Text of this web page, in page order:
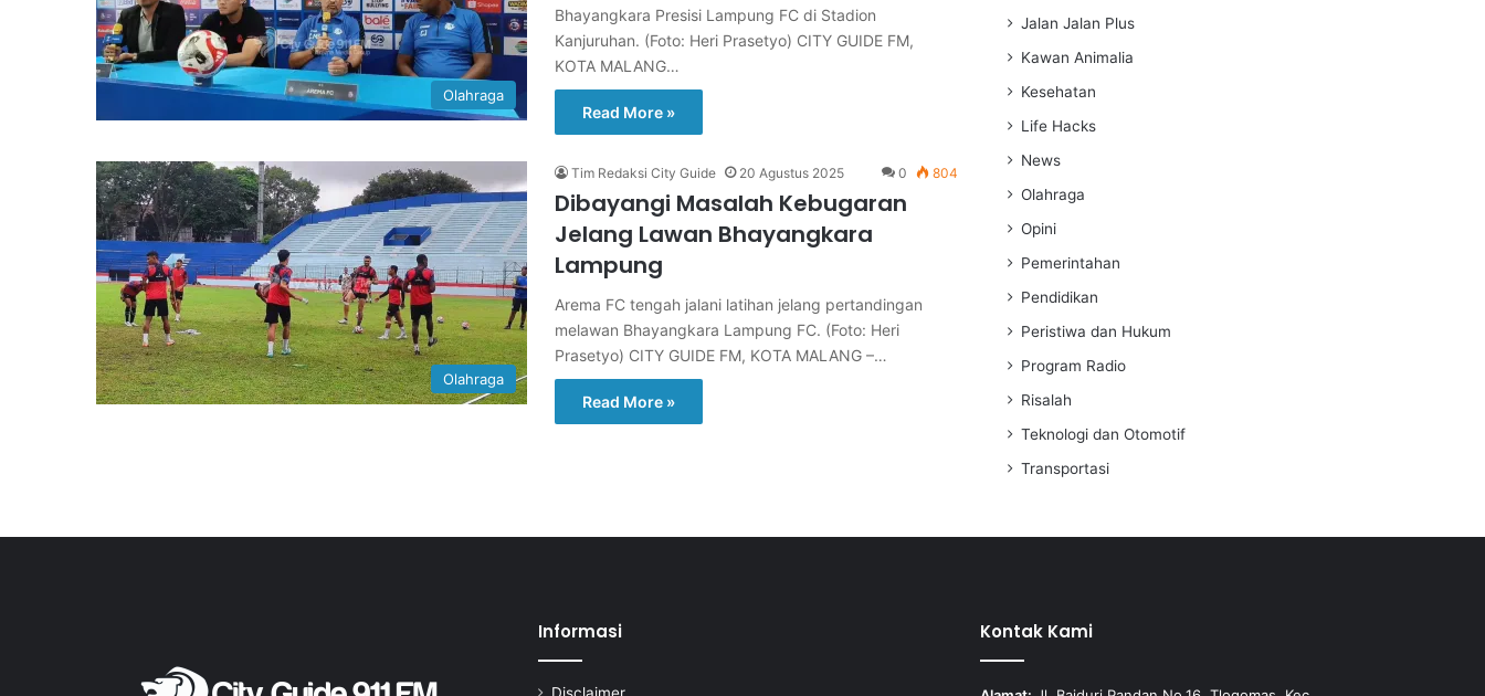
Olahraga
Bhayangkara Presisi Lampung FC di Stadion
Kanjuruhan. (Foto: Heri Prasetyo) CITY GUIDE FM,
KOTA MALANG…
Read More »
Olahraga
Tim Redaksi City Guide 20 Agustus 2025 0 804
Dibayangi Masalah Kebugaran
Jelang Lawan Bhayangkara
Lampung
Arema FC tengah jalani latihan jelang pertandingan
melawan Bhayangkara Lampung FC. (Foto: Heri
Prasetyo) CITY GUIDE FM, KOTA MALANG –…
Read More »
Jalan Jalan Plus
Kawan Animalia
Kesehatan
Life Hacks
News
Olahraga
Opini
Pemerintahan
Pendidikan
Peristiwa dan Hukum
Program Radio
Risalah
Teknologi dan Otomotif
Transportasi
Informasi Kontak Kami